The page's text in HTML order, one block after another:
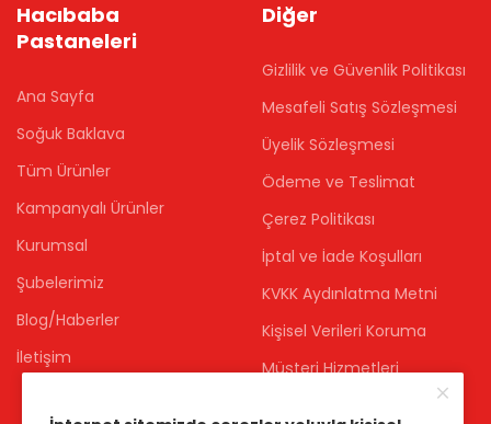
Hacıbaba
Pastaneleri
Ana Sayfa
Soğuk Baklava
Tüm Ürünler
Kampanyalı Ürünler
Kurumsal
Şubelerimiz
Blog/Haberler
İletişim
Diğer
Gizlilik ve Güvenlik Politikası
Mesafeli Satış Sözleşmesi
Üyelik Sözleşmesi
Ödeme ve Teslimat
Çerez Politikası
İptal ve İade Koşulları
KVKK Aydınlatma Metni
Kişisel Verileri Koruma
Müşteri Hizmetleri